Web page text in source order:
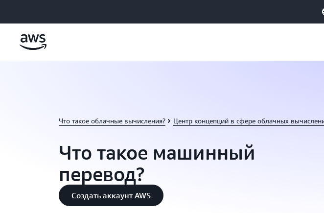
Что такое облачные вычисления? Центр концепций в сфере облачных
Что такое машинный
перевод?
Создать аккаунт AWS